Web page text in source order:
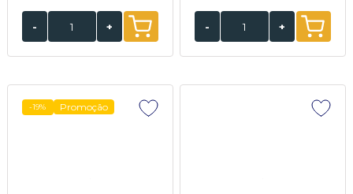
- + - +
-19% Promoção